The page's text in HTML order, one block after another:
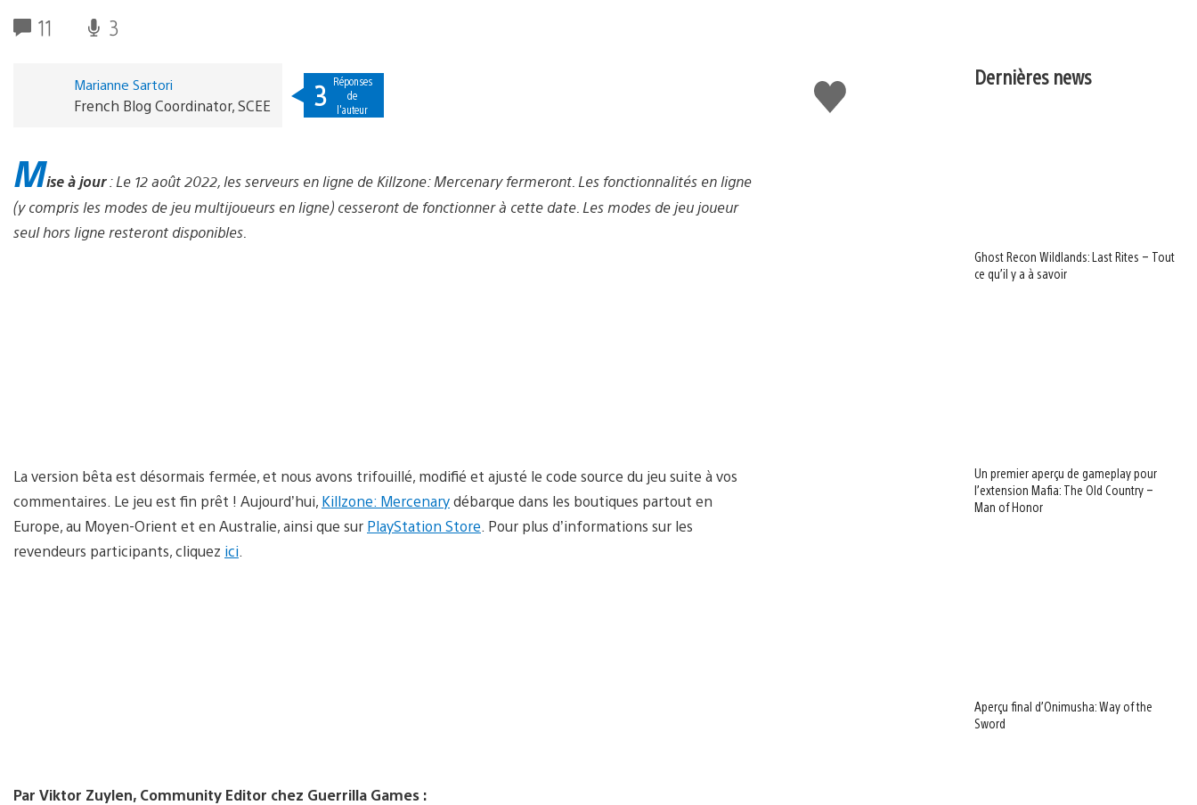
11 3
J'aime
Marianne Sartori
French Blog Coordinator, SCEE 3 Réponses
de
l'auteur
Mise à jour: Le 12 août 2022, les serveurs en ligne de Killzone: Mercenary fermeront. Les fonctionnalités en ligne
(y compris les modes de jeu multijoueurs en ligne) cesseront de fonctionner à cette date. Les modes de jeu joueur
seul hors ligne resteront disponibles.
La version bêta est désormais fermée, et nous avons trifouillé, modifié et ajusté le code source du jeu suite à vos
commentaires. Le jeu est fin prêt ! Aujourd’hui, Killzone: Mercenarydébarque dans les boutiques partout en
Europe, au Moyen-Orient et en Australie, ainsi que sur PlayStation Store . Pour plus d’informations sur les
revendeurs participants, cliquez ici
Par Viktor Zuylen, Community Editor chez Guerrilla Games :
Dernières news
Ghost Recon Wildlands: Last Rites – Tout
ce qu’il y a à savoir
Un premier aperçu de gameplay pour
l’extension Mafia: The Old Country –
Man of Honor
Aperçu final d’Onimusha: Way of the
Sword